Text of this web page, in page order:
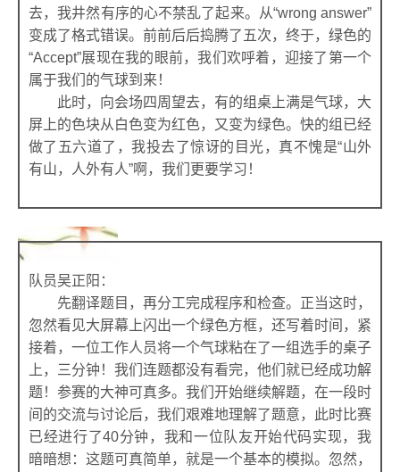
去，我井然有序的心不禁乱了起来。从“wrong answer”
变成了格式错误。前前后后捣腾了五次，终于，绿色的
“Accept”展现在我的眼前，我们欢呼着，迎接了第一个
属于我们的气球到来！
此时，向会场四周望去，有的组桌上满是气球，大
屏上的色块从白色变为红色，又变为绿色。快的组已经
做了五六道了，我投去了惊讶的目光，真不愧是“山外
有山，人外有人”啊，我们更要学习！
队员吴正阳：
先翻译题目，再分工完成程序和检查。正当这时，
忽然看见大屏幕上闪出一个绿色方框，还写着时间，紧
接着，一位工作人员将一个气球粘在了一组选手的桌子
上，三分钟！我们连题都没有看完，他们就已经成功解
题！参赛的大神可真多。我们开始继续解题，在一段时
间的交流与讨论后，我们艰难地理解了题意，此时比赛
已经进行了40分钟，我和一位队友开始代码实现，我
暗暗想：这题可真简单，就是一个基本的模拟。忽然，